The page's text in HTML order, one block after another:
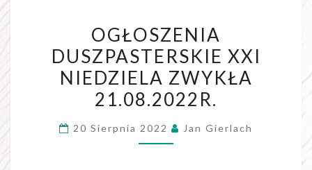
DUSZPASTERSKIE
XXI
NIEDZIELA
ZWYKŁA
OGŁOSZENIA
DUSZPASTERSKIE XXI
NIEDZIELA ZWYKŁA
21.08.2022R.
20 Sierpnia 2022 Jan Gierlach